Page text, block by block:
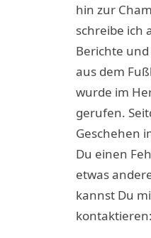
hin zur
schreibe ich
Berichte und
aus dem
wurde im
gerufen.
Geschehen
Du einen
etwas
kannst Du